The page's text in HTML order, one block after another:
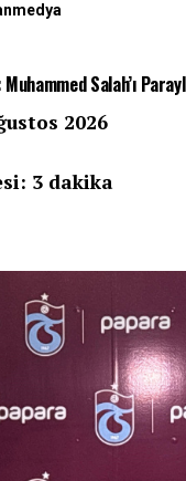
Salah’ı
2026
3 dakika